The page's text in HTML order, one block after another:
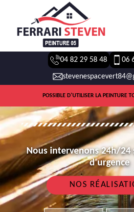
04 82 29 58 48 06
POSSIBLE D'UTILISER LA PEINTURE
Nous intervenons 24h/24
d'urgence
NOS